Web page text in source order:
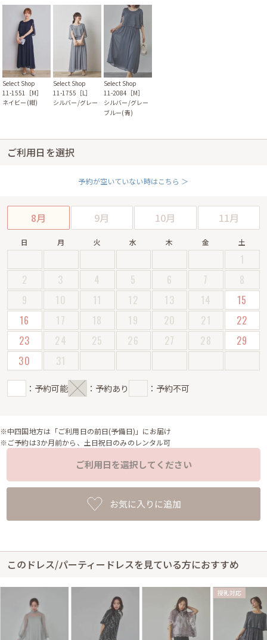
Select Shop
11-1551［M］
ネイビー(紺)
Select Shop
11-1755［L］
シルバー/グレー
Select Shop
11-2084［M］
シルバー/グレー
ブルー(青)
ご利用日を選択
予約が空いていない時はこちら ＞
8月 9月 10月 11月
日 月 火 水 木 金 土
1
2
3 4 5 6 7
8
9
10 11 12 13 14
15
16
17 18 19 20 21
22
23
24 25 26 27 28
29
30
31
：予約可能 ：予約あり ：予約不可
※中四国地方は「ご利用日の前日(予備日)」にお届け
※ご予約は3か月前から、土日祝日のみのレンタル可
ご利用日を選択してください
お気に入りに追加
このドレス/パーティードレスを見ている方におすすめ
授乳対応